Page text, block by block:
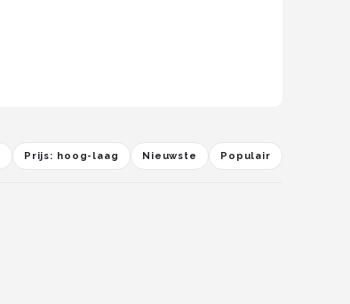
Prijs: hoog-laag Nieuwste Populair